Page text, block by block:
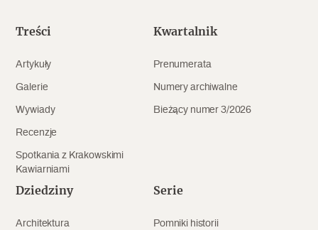
Treści
Artykuły
Galerie
Wywiady
Recenzje
Spotkania z Krakowskimi
Kawiarniami
Kwartalnik
Prenumerata
Numery archiwalne
Bieżący numer 3/2026
Dziedziny
Architektura
Serie
Pomniki historii